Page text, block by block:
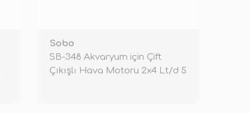
Sobo
SB-348 Akvaryum için Çift
Çıkışlı Hava Motoru 2x4 Lt/d 5